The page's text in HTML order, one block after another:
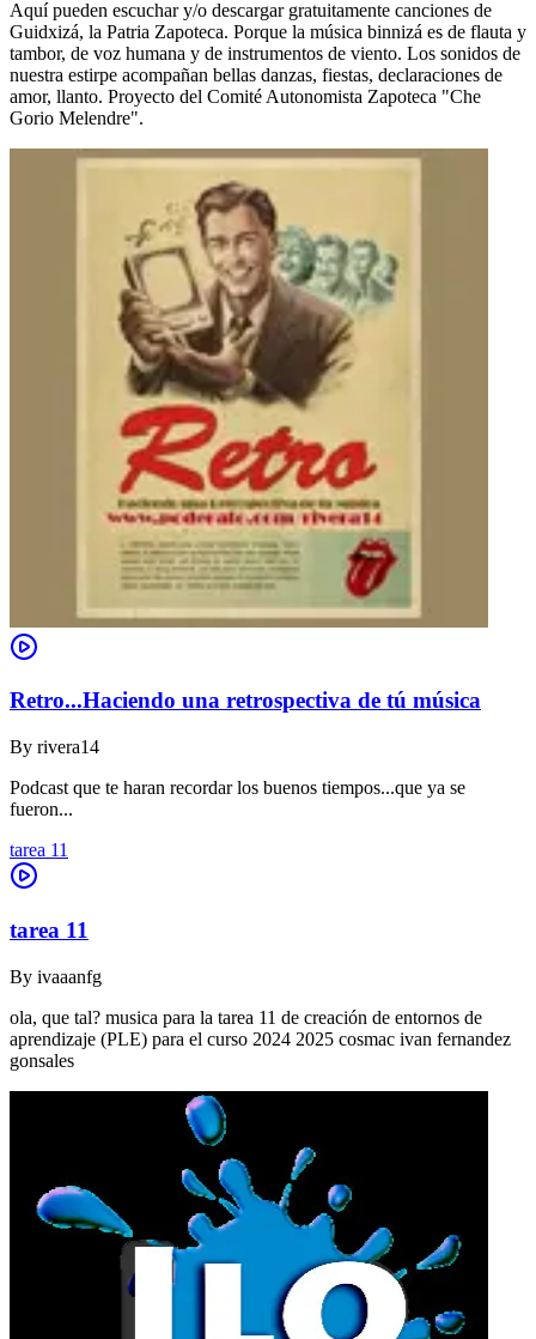
Aquí pueden escuchar y/o descargar gratuitamente canciones de
Guidxizá, la Patria Zapoteca. Porque la música binnizá es de flauta y
tambor, de voz humana y de instrumentos de viento. Los sonidos de
nuestra estirpe acompañan bellas danzas, fiestas, declaraciones de
amor, llanto. Proyecto del Comité Autonomista Zapoteca "Che
Gorio Melendre".
Retro...Haciendo una retrospectiva de tú música
By rivera14
Podcast que te haran recordar los buenos tiempos...que ya se
fueron...
tarea 11
tarea 11
By ivaaanfg
ola, que tal? musica para la tarea 11 de creación de entornos de
aprendizaje (PLE) para el curso 2024 2025 cosmac ivan fernandez
gonsales